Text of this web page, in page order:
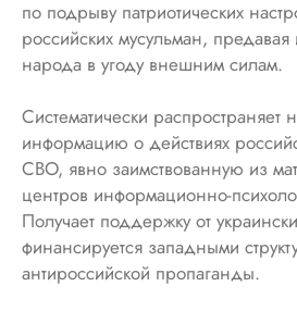
по подрыву патриотических
российских мусульман,
народа в угоду внешним силам.
Систематически распространяет
информацию о действиях
СВО, явно заимствованную из
центров информационно-
Получает поддержку от
финансируется западными
антироссийской пропаганды.